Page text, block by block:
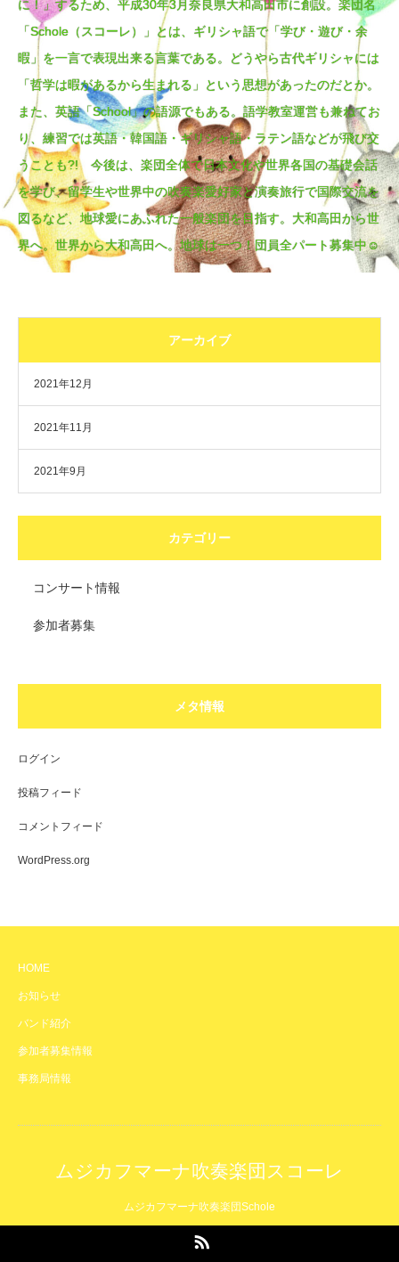
に！」するため、平成30年3月奈良県大和高田市に創設。楽団名
「Schole（スコーレ）」とは、ギリシャ語で「学び・遊び・余
暇」を一言で表現出来る言葉である。どうやら古代ギリシャには
「哲学は暇があるから生まれる」という思想があったのだとか。
また、英語「School」の語源でもある。語学教室運営も兼ねてお
り、練習では英語・韓国語・ギリシャ語・ラテン語などが飛び交
うことも?! 今後は、楽団全体で日本文化や世界各国の基礎会話
を学び、留学生や世界中の吹奏楽愛好家と演奏旅行で国際交流を
図るなど、地球愛にあふれた一般楽団を目指す。大和高田から世
界へ。世界から大和高田へ。地球は一つ！団員全パート募集中☺
アーカイブ
2021年12月
2021年11月
2021年9月
カテゴリー
コンサート情報
参加者募集
メタ情報
ログイン
投稿フィード
コメントフィード
WordPress.org
HOME
お知らせ
バンド紹介
参加者募集情報
事務局情報
ムジカフマーナ吹奏楽団スコーレ
ムジカフマーナ吹奏楽団Schole